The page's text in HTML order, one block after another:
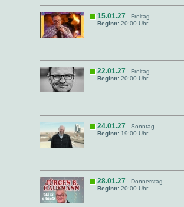
15.01.27 - Freitag
Beginn: 20:00 Uhr
22.01.27 - Freitag
Beginn: 20:00 Uhr
24.01.27 - Sonntag
Beginn: 19:00 Uhr
28.01.27 - Donnerstag
Beginn: 20:00 Uhr